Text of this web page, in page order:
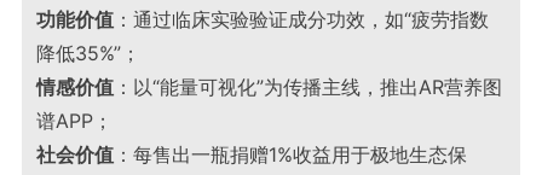
功能价值 ：通过临床实验验证成分功效，如“疲劳指数
降低35%”；
情感价值 ：以“能量可视化”为传播主线，推出AR营养图
谱APP；
社会价值 ：每售出一瓶捐赠1%收益用于极地生态保